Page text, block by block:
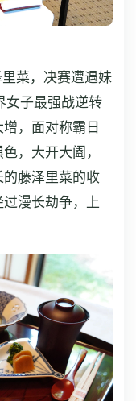
菜，决赛遭遇妹
女子最强战逆转
，面对称霸日
，大开大阖，
藤泽里菜的收
漫长劫争，上